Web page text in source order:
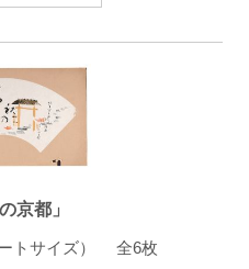
京都」
トサイズ） 全6枚